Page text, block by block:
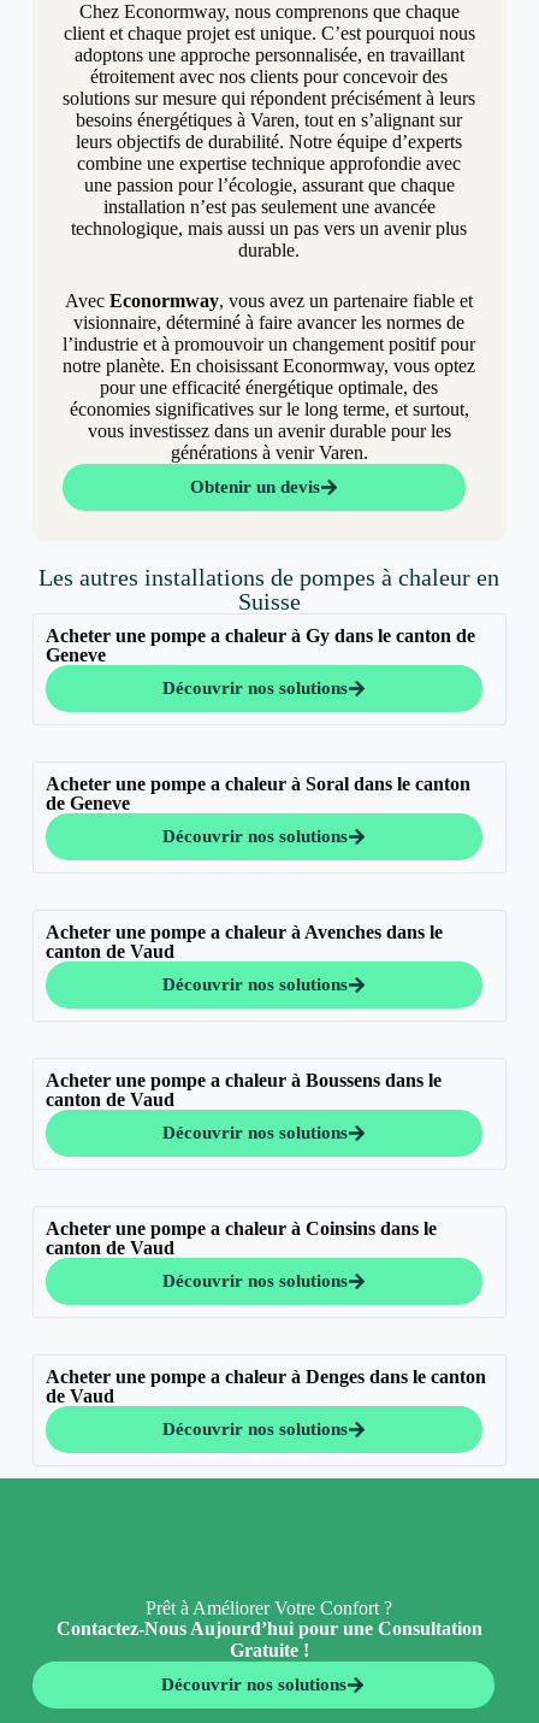
Chez Econormway, nous comprenons que chaque
client et chaque projet est unique. C’est pourquoi nous
adoptons une approche personnalisée, en travaillant
étroitement avec nos clients pour concevoir des
solutions sur mesure qui répondent précisément à leurs
besoins énergétiques à Varen, tout en s’alignant sur
leurs objectifs de durabilité. Notre équipe d’experts
combine une expertise technique approfondie avec
une passion pour l’écologie, assurant que chaque
installation n’est pas seulement une avancée
technologique, mais aussi un pas vers un avenir plus
durable.
AvecEconormway, vous avez un partenaire fiable et
visionnaire, déterminé à faire avancer les normes de
l’industrie et à promouvoir un changement positif pour
notre planète. En choisissant Econormway, vous optez
pour une efficacité énergétique optimale, des
économies significatives sur le long terme, et surtout,
vous investissez dans un avenir durable pour les
générations à venir Varen.
Obtenir un devis
Les autres installations de pompes à chaleur en
Suisse
Acheter une pompe a chaleur à Gy dans le canton de
Geneve
Découvrir nos solutions
Acheter une pompe a chaleur à Soral dans le canton
de Geneve
Découvrir nos solutions
Acheter une pompe a chaleur à Avenches dans le
canton de Vaud
Découvrir nos solutions
Acheter une pompe a chaleur à Boussens dans le
canton de Vaud
Découvrir nos solutions
Acheter une pompe a chaleur à Coinsins dans le
canton de Vaud
Découvrir nos solutions
Acheter une pompe a chaleur à Denges dans le canton
de Vaud
Découvrir nos solutions
Prêt à Améliorer Votre Confort ?
Contactez-Nous Aujourd’hui pour une Consultation
Gratuite !
Découvrir nos solutions